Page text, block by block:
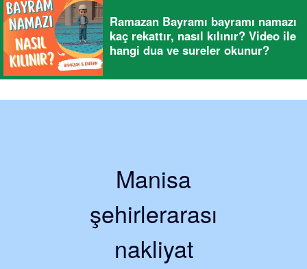
Ramazan Bayramı bayramı namazı
kaç rekattır, nasıl kılınır? Video ile
hangi dua ve sureler okunur?
Manisa
şehirlerarası
nakliyat